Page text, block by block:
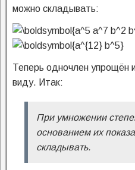
можно складывать:
Теперь одночлен упрощён
виду. Итак:
При умножении
основанием их
складывать.